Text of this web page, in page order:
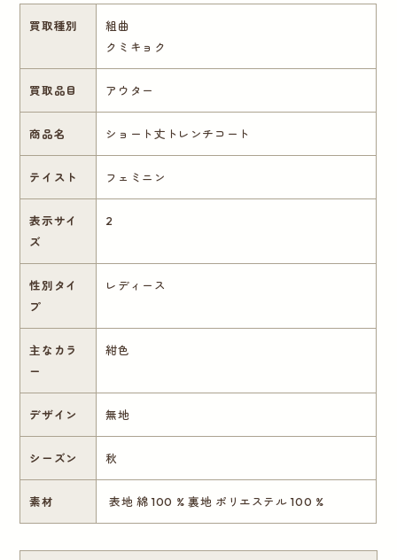
買取種別
組曲
クミキョク
買取品目 アウター
商品名 ショート丈トレンチコート
テイスト フェミニン
表示サイ
ズ
2
性別タイ
プ
レディース
主なカラ
ー
紺色
デザイン 無地
シーズン 秋
素材 表地 綿 100 % 裏地 ポリエステル 100 %